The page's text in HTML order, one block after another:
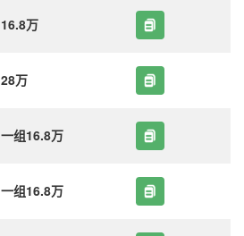
16.8万
28万
一组16.8万
一组16.8万